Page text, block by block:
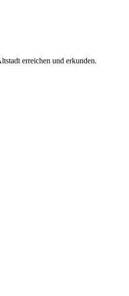
erreichen und erkunden.